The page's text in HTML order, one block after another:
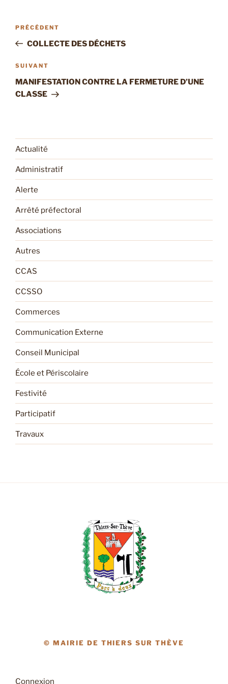
Navigation
l’article
Article
précédent
PRÉCÉDENT
COLLECTE DES DÉCHETS
Article
suivant
SUIVANT
MANIFESTATION CONTRE LA FERMETURE D’UNE
CLASSE
Actualité
Administratif
Alerte
Arrêté préfectoral
Associations
Autres
CCAS
CCSSO
Commerces
Communication Externe
Conseil Municipal
École et Périscolaire
Festivité
Participatif
Travaux
© MAIRIE DE THIERS SUR THÈVE
Connexion